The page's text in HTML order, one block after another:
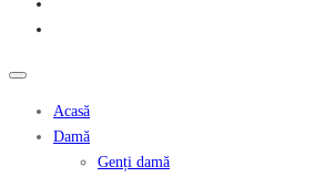
Acasă
Damă
Genți damă